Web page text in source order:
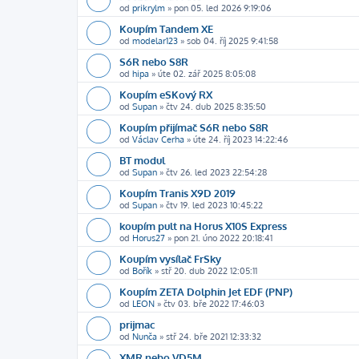
od prikrylm » pon 05. led 2026 9:19:06
Koupím Tandem XE
od modelar123 » sob 04. říj 2025 9:41:58
S6R nebo S8R
od hipa » úte 02. zář 2025 8:05:08
Koupím eSKový RX
od Supan » čtv 24. dub 2025 8:35:50
Koupím přijímač S6R nebo S8R
od Václav Cerha » úte 24. říj 2023 14:22:46
BT modul
od Supan » čtv 26. led 2023 22:54:28
Koupím Tranis X9D 2019
od Supan » čtv 19. led 2023 10:45:22
koupím pult na Horus X10S Express
od Horus27 » pon 21. úno 2022 20:18:41
Koupím vysílač FrSky
od Bořík » stř 20. dub 2022 12:05:11
Koupím ZETA Dolphin Jet EDF (PNP)
od LEON » čtv 03. bře 2022 17:46:03
prijmac
od Nunča » stř 24. bře 2021 12:33:32